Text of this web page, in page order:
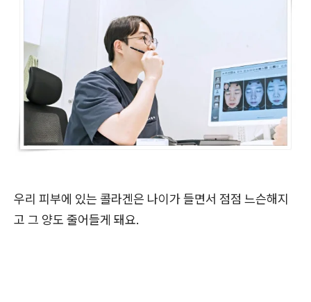
우리 피부에 있는 콜라겐은 나이가 들면서 점점 느슨해지
고 그 양도 줄어들게 돼요.